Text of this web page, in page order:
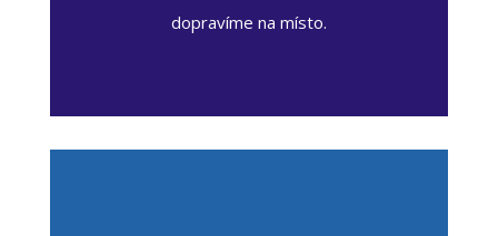
dopravíme na místo.